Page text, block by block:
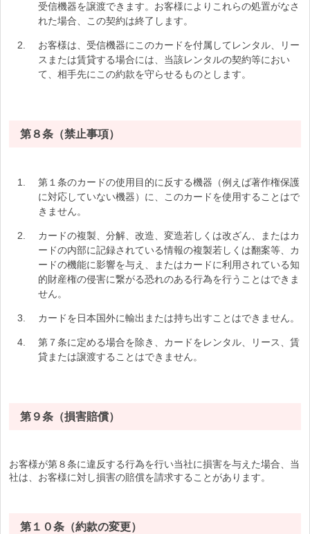
受信機器を譲渡できます。お客様によりこれらの処置がなさ
れた場合、この契約は終了します。
お客様は、受信機器にこのカードを付属してレンタル、リー
スまたは賃貸する場合には、当該レンタルの契約等におい
て、相手先にこの約款を守らせるものとします。
第８条（禁止事項）
第１条のカードの使用目的に反する機器（例えば著作権保護
に対応していない機器）に、このカードを使用することはで
きません。
カードの複製、分解、改造、変造若しくは改ざん、またはカ
ードの内部に記録されている情報の複製若しくは翻案等、カ
ードの機能に影響を与え、またはカードに利用されている知
的財産権の侵害に繋がる恐れのある行為を行うことはできま
せん。
カードを日本国外に輸出または持ち出すことはできません。
第７条に定める場合を除き、カードをレンタル、リース、賃
貸または譲渡することはできません。
第９条（損害賠償）
お客様が第８条に違反する行為を行い当社に損害を与えた場合、当
社は、お客様に対し損害の賠償を請求することがあります。
第１０条（約款の変更）